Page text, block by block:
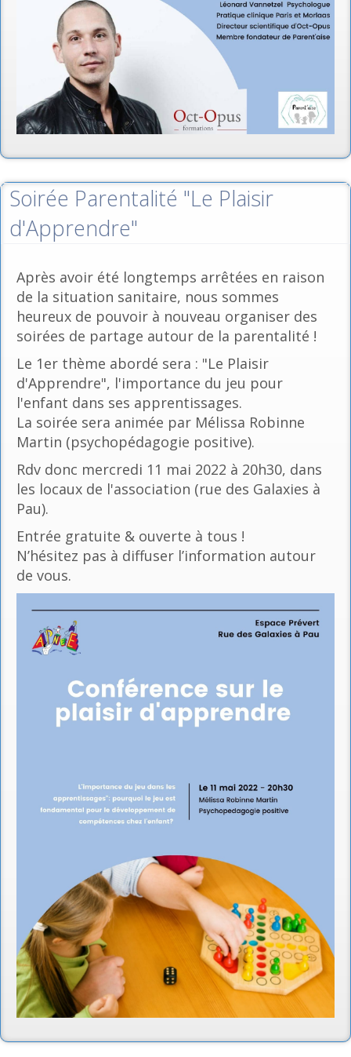
Soirée Parentalité "Le Plaisir
d'Apprendre"
Après avoir été longtemps arrêtées en raison
de la situation sanitaire, nous sommes
heureux de pouvoir à nouveau organiser des
soirées de partage autour de la parentalité !
Le 1er thème abordé sera : "Le Plaisir
d'Apprendre", l'importance du jeu pour
l'enfant dans ses apprentissages.
La soirée sera animée par Mélissa Robinne
Martin (psychopédagogie positive).
Rdv donc mercredi 11 mai 2022 à 20h30, dans
les locaux de l'association (rue des Galaxies à
Pau).
Entrée gratuite & ouverte à tous !
N’hésitez pas à diffuser l’information autour
de vous.